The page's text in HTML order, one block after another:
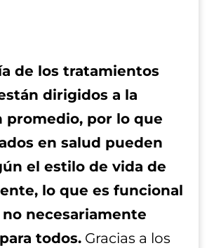
de los tratamientos
dirigidos a la
promedio, por lo que
en salud pueden
el estilo de vida de
lo que es funcional
no necesariamente
todos.Gracias a los